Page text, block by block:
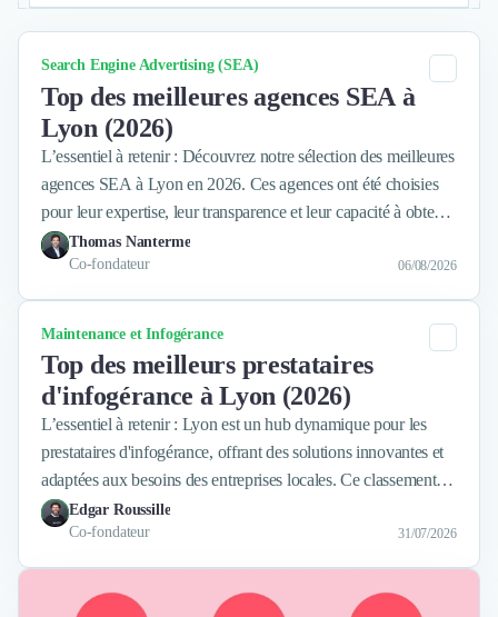
UX & UI Design
Développement Web
Product Management
Internet of Things (IoT)
Design Industriel
Packaging & Emballages
Support Client
Téléphonie & Télécommunication
Chatbot
Maintenance et Infogérance
Graphisme & Illustration
Recherche Utilisateur
Design Thinking
Stratégie Digitale
Développement Logiciel
Création de Site Internet
Développement d'Application Mobile
Développement E-commerce
Direction Artistique
Logiciel E-Commerce
Intelligence Artificielle (IA)
Gestion de trésorerie
Levée de fonds
Propriété Intellectuelle (IP/IT)
Recouvrement
Restructuring
Solutions de Paiement
Subventions & Aides
Transactions Services
Catégorie
Search Engine Advertising (SEA)
Top des meilleures agences SEA à
Lyon (2026)
L’essentiel à retenir : Découvrez notre sélection des meilleures
agences SEA à Lyon en 2026. Ces agences ont été choisies
pour leur expertise, leur transparence et leur capacité à obtenir
des résultats concrets pour leurs clients.
Thomas Nanterme
Co-fondateur
06/08/2026
Catégorie
Maintenance et Infogérance
Top des meilleurs prestataires
d'infogérance à Lyon (2026)
L’essentiel à retenir : Lyon est un hub dynamique pour les
prestataires d'infogérance, offrant des solutions innovantes et
adaptées aux besoins des entreprises locales. Ce classement
met en lumière les 15 meilleurs prestataires en 2026,
sélectionnés pour leur expertise et leur fiabilité.
Edgar Roussille
Co-fondateur
31/07/2026